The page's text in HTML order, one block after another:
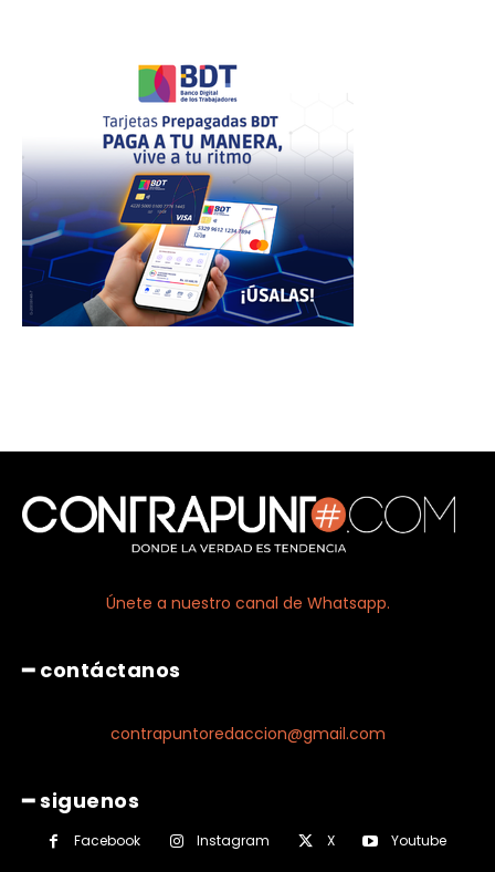
Únete a nuestro canal de Whatsapp.
━ contáctanos
contrapuntoredaccion@gmail.com
━ siguenos
Facebook Instagram X Youtube